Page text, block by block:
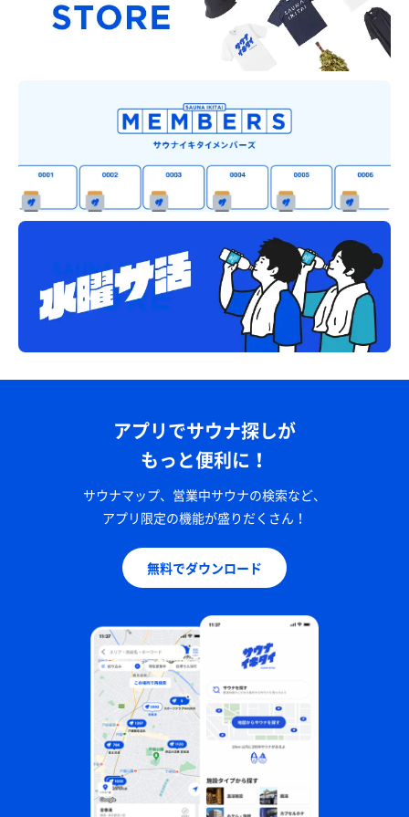
アプリでサウナ探しが
もっと便利に！
サウナマップ、営業中サウナの検索など、
アプリ限定の機能が盛りだくさん！
無料でダウンロード